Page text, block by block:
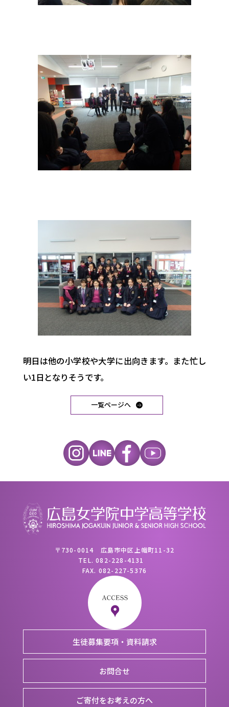
明日は他の小学校や大学に出向きます。また忙し
い1日となりそうです。
一覧ページへ
〒730-0014 広島市中区上幟町11-32
TEL.082-228-4131
FAX. 082-227-5376
生徒募集要項・資料請求
お問合せ
ご寄付をお考えの方へ